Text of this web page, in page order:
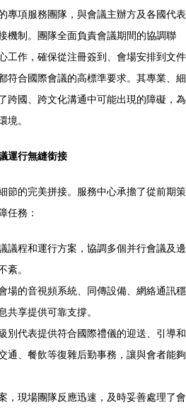
專項服務團隊，與會議主辦方及各國代表
機制。團隊全面負責會議期間的協調聯
工作，確保從注冊簽到、會場安排到文件
符合國際會議的高標準要求。其專業、細
跨國、跨文化溝通中可能出現的障礙，為
境。
運行無縫銜接
節的完美拼接。服務中心承擔了從前期策
任務：
議程和運行方案，協調多個并行會議及邊
紊。
場的音視頻系統、同傳設備、網絡通訊穩
共享提供可靠支撐。
別代表提供符合國際禮儀的迎送、引導和
通、餐飲等復雜后勤事務，讓與會者能夠
，現場團隊反應迅速，及時妥善處理了會